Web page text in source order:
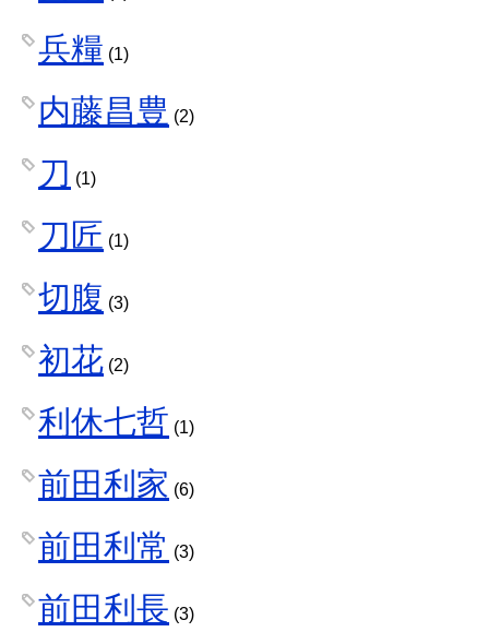
兵糧 (1)
内藤昌豊 (2)
刀 (1)
刀匠 (1)
切腹 (3)
初花 (2)
利休七哲 (1)
前田利家 (6)
前田利常 (3)
前田利長 (3)